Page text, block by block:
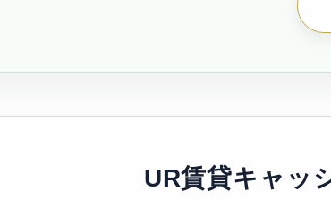
シティファミリー鳴海小森（公社）待機
シ
UR賃貸キャッ